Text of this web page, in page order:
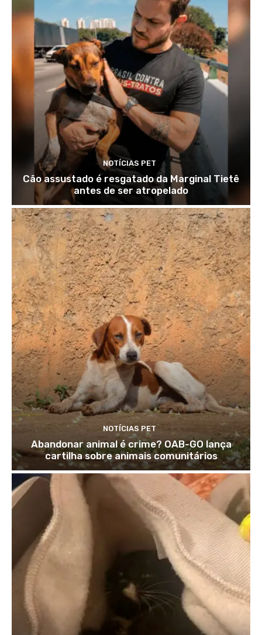
NOTÍCIAS PET
Cão assustado é resgatado da Marginal Tietê
antes de ser atropelado
NOTÍCIAS PET
Abandonar animal é crime? OAB-GO lança
cartilha sobre animais comunitários